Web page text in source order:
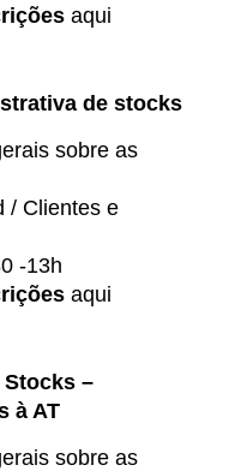
aqui
de stocks
sobre as
/ Clientes e
-13h
aqui
–
à AT
sobre as